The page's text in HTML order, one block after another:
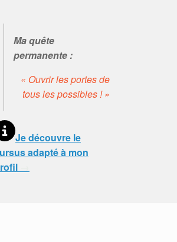
Ma quête
permanente :
« Ouvrir les portes de
tous les possibles ! »
Je découvre le
adapté à mon